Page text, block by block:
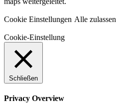
Cookie Einstellungen Alle zulassen
Cookie-Einstellung
Schließen
Privacy Overview